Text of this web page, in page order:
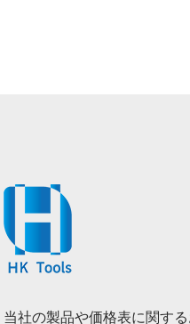
当社の製品や価格表に関す